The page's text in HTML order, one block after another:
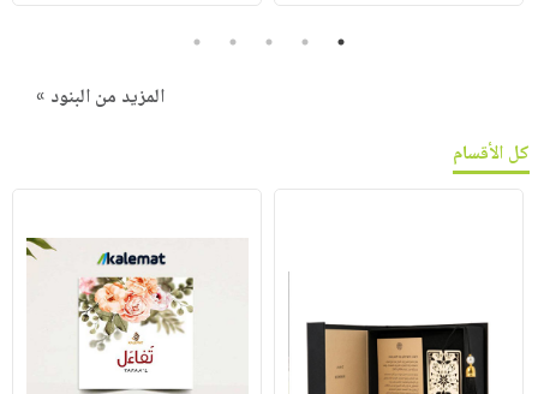
1
2
3
4
5
المزيد من البنود »
كل الأقسام